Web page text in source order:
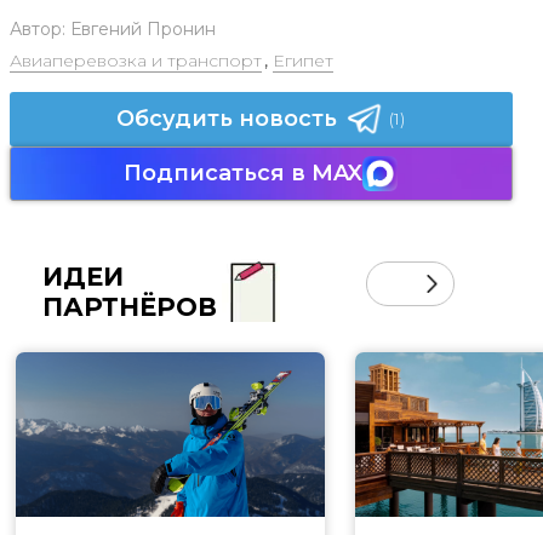
Автор: Евгений Пронин
Авиаперевозка и транспорт, Египет
Обсудить новость (1)
Подписаться в MAX
ИДЕИ
ПАРТНЁРОВ